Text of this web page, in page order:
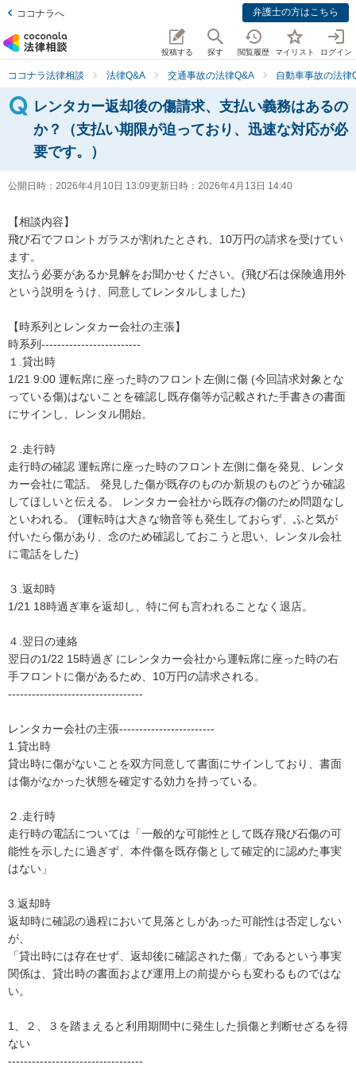
ココナラへ 弁護士の方はこちら
投稿する 探す 閲覧履歴 マイリスト ログイン
ココナラ法律相談 法律Q&A 交通事故の法律Q&A 自動車事故の法律
レンタカー返却後の傷請求、支払い義務はあるの
か？（支払い期限が迫っており、迅速な対応が必
要です。）
公開日時： 2026年4月10日 13:09更新日時： 2026年4月13日 14:40
【相談内容】
飛び石でフロントガラスが割れたとされ、10万円の請求を受けてい
ます。
支払う必要があるか見解をお聞かせください。(飛び石は保険適用外
という説明をうけ、同意してレンタルしました)
【時系列とレンタカー会社の主張】
時系列-------------------------
１.貸出時
1/21 9:00 運転席に座った時のフロント左側に傷 (今回請求対象とな
っている傷)はないことを確認し既存傷等が記載された手書きの書面
にサインし、レンタル開始。
２.走行時
走行時の確認 運転席に座った時のフロント左側に傷を発見、レンタ
カー会社に電話。 発見した傷が既存のものか新規のものどうか確認
してほしいと伝える。 レンタカー会社から既存の傷のため問題なし
といわれる。 (運転時は大きな物音等も発生しておらず、ふと気が
付いたら傷があり、念のため確認しておこうと思い、レンタル会社
に電話をした)
３.返却時
1/21 18時過ぎ車を返却し、特に何も言われることなく退店。
４.翌日の連絡
翌日の1/22 15時過ぎ にレンタカー会社から運転席に座った時の右
手フロントに傷があるため、10万円の請求される。
----------------------------------
レンタカー会社の主張------------------------
1.貸出時
貸出時に傷がないことを双方同意して書面にサインしており、書面
は傷がなかった状態を確定する効力を持っている。
２.走行時
走行時の電話については「一般的な可能性として既存飛び石傷の可
能性を示したに過ぎず、本件傷を既存傷として確定的に認めた事実
はない」
3.返却時
返却時に確認の過程において見落としがあった可能性は否定しない
が、
「貸出時には存在せず、返却後に確認された傷」であるという事実
関係は、貸出時の書面および運用上の前提からも変わるものではな
い。
1、２、３を踏まえると利用期間中に発生した損傷と判断せざるを得
ない
----------------------------------